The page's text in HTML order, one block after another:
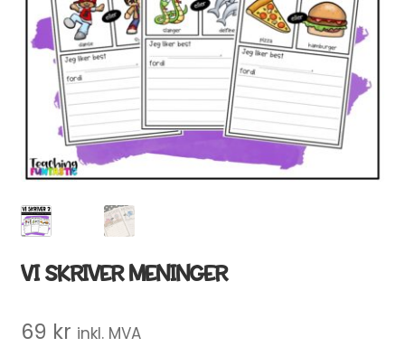
VI SKRIVER MENINGER
69 kr inkl. MVA